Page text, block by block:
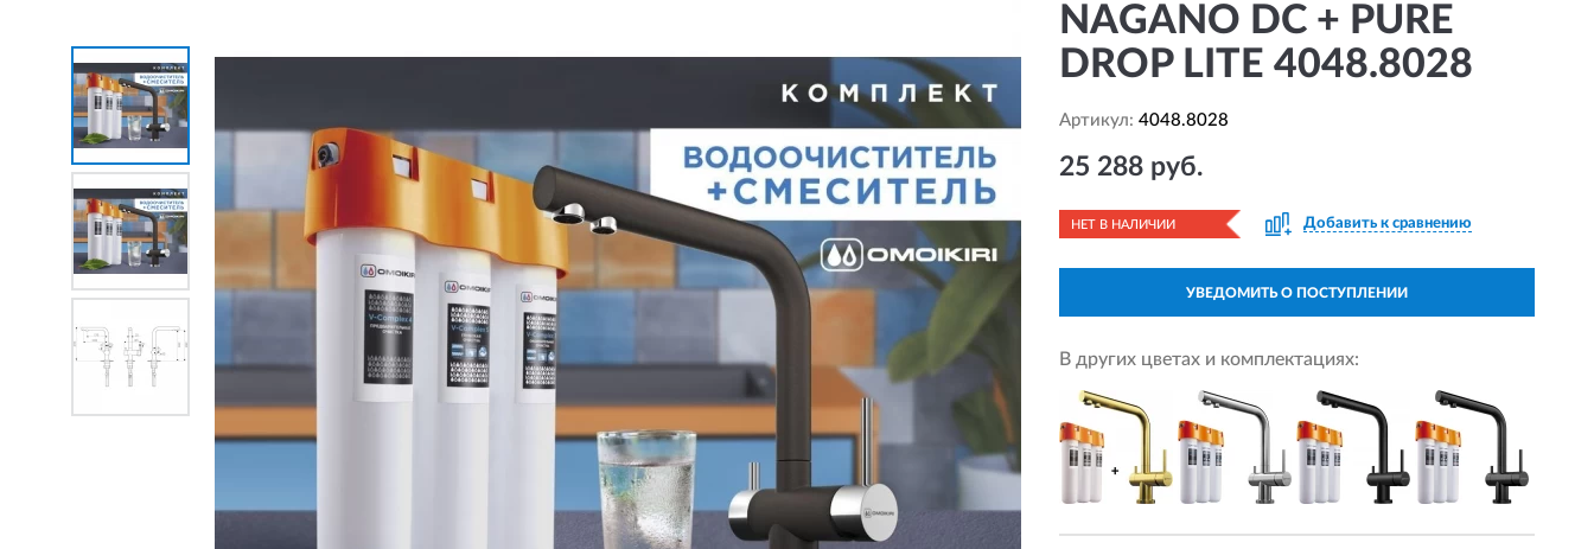
NAGANO DC + PURE
DROP LITE 4048.8028
Артикул: 4048.8028
25 288 руб.
НЕТ В НАЛИЧИИ Добавить к сравнению
УВЕДОМИТЬ О ПОСТУПЛЕНИИ
В других цветах и комплектациях: